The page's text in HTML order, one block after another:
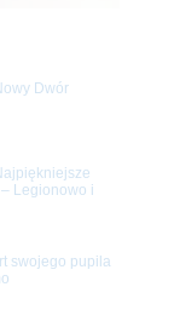
Dwór
Legionowo i
swojego pupila